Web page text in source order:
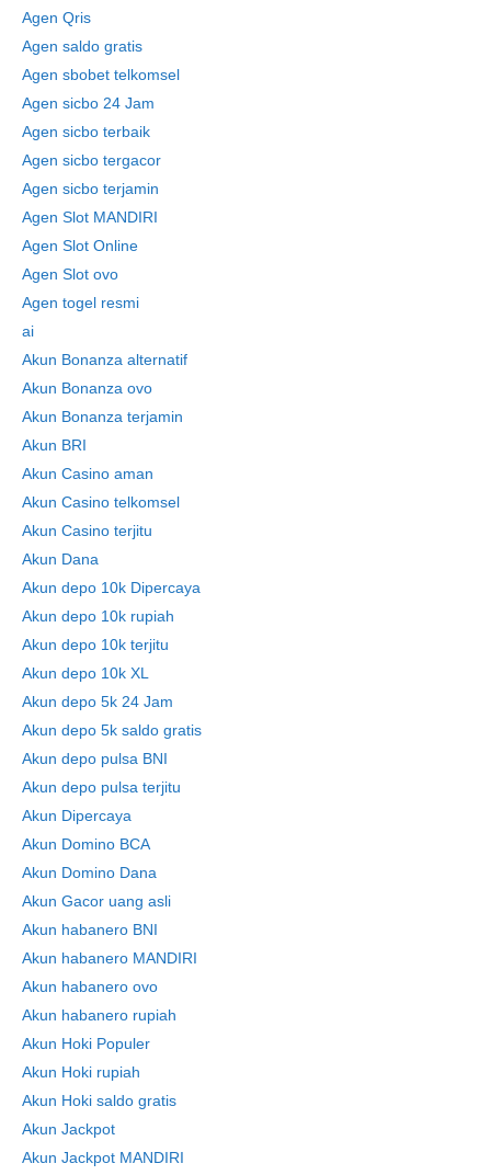
Agen Qris
Agen saldo gratis
Agen sbobet telkomsel
Agen sicbo 24 Jam
Agen sicbo terbaik
Agen sicbo tergacor
Agen sicbo terjamin
Agen Slot MANDIRI
Agen Slot Online
Agen Slot ovo
Agen togel resmi
ai
Akun Bonanza alternatif
Akun Bonanza ovo
Akun Bonanza terjamin
Akun BRI
Akun Casino aman
Akun Casino telkomsel
Akun Casino terjitu
Akun Dana
Akun depo 10k Dipercaya
Akun depo 10k rupiah
Akun depo 10k terjitu
Akun depo 10k XL
Akun depo 5k 24 Jam
Akun depo 5k saldo gratis
Akun depo pulsa BNI
Akun depo pulsa terjitu
Akun Dipercaya
Akun Domino BCA
Akun Domino Dana
Akun Gacor uang asli
Akun habanero BNI
Akun habanero MANDIRI
Akun habanero ovo
Akun habanero rupiah
Akun Hoki Populer
Akun Hoki rupiah
Akun Hoki saldo gratis
Akun Jackpot
Akun Jackpot MANDIRI